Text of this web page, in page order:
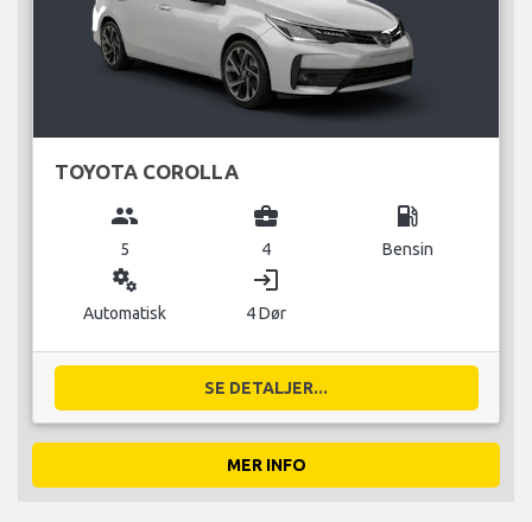
TOYOTA COROLLA
group
5
business_center
4
local_gas_station
Bensin
miscellaneous_services
Automatisk
login
4 Dør
SE DETALJER...
MER INFO